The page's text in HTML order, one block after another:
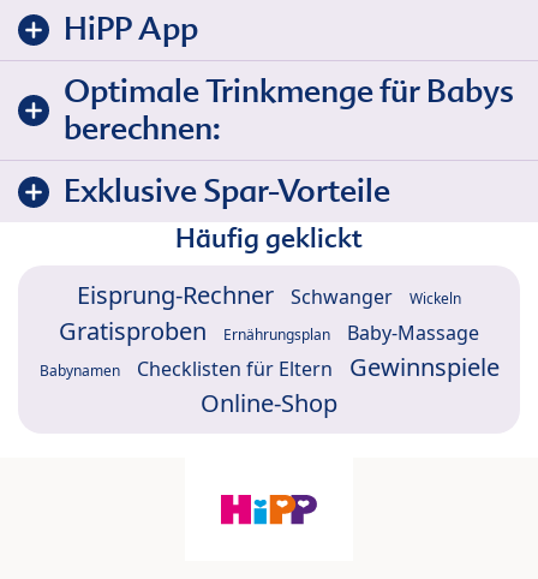
HiPP App
Optimale Trinkmenge für Babys
berechnen:
Exklusive Spar-Vorteile
Häufig geklickt
Eisprung-Rechner Schwanger Wickeln
Gratisproben Ernährungsplan Baby-Massage
Babynamen Checklisten für Eltern
Gewinnspiele
Online-Shop